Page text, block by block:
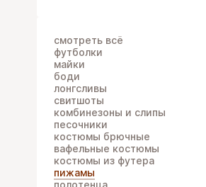
смотреть всё
футболки
майки
боди
лонгсливы
свитшоты
комбинезоны и слипы
песочники
костюмы брючные
вафельные костюмы
костюмы из футера
пижамы
полотенца